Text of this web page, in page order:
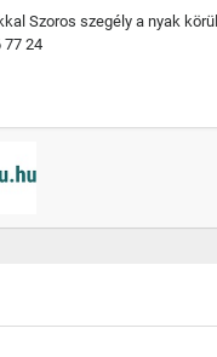
Szoros szegély a nyak
77 24